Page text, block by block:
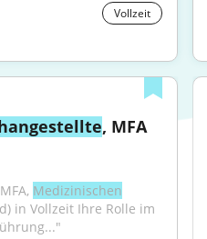
Vollzeit
, MFA
Medizinischen
in Vollzeit Ihre Rolle im